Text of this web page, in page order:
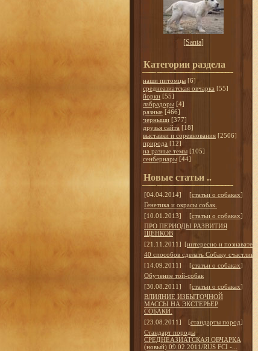
[Santa]
Категории раздела
наши питомцы [6]
среднеазиатская овчарка [55]
йорки [55]
лабрадоры [4]
разные [466]
черныши [377]
друзья сайта [18]
выставки и соревнования [2506]
природа [12]
на разные темы [105]
сенбернары [44]
Новые статьи ..
[04.04.2014] [статьи о собаках]
Генетика и окрасы собак.
[10.01.2013]
[статьи о собаках]
ПРО ПЕРИОДЫ РАЗВИТИЯ
ЩЕНКОВ
[21.11.2011] [интересно и
40 способов сделать Собаку счастливой
[14.09.2011]
[статьи о собаках]
Обучение той-собак
[30.08.2011]
[статьи о собаках]
ВЛИЯНИЕ ИЗБЫТОЧНОЙ
МАССЫ НА ЭКСТЕРЬЕР
СОБАКИ.
[23.08.2011]
[стандарты пород]
Стандарт породы
СРЕДНЕАЗИАТСКАЯ ОВЧАРКА
(новый) 09.02.2011/RUS FCI -...